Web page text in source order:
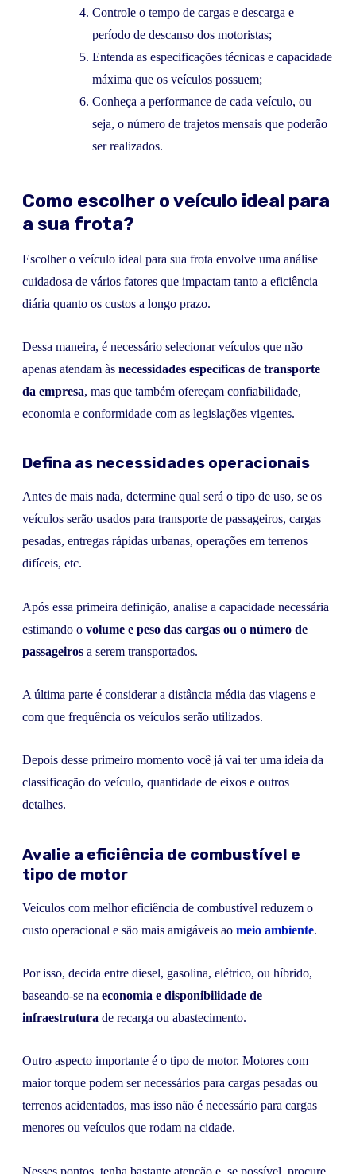
Controle o tempo de cargas e descarga e
período de descanso dos motoristas;
Entenda as especificações técnicas e capacidade
máxima que os veículos possuem;
Conheça a performance de cada veículo, ou
seja, o número de trajetos mensais que poderão
ser realizados.
Como escolher o veículo ideal para
a sua frota?
Escolher o veículo ideal para sua frota envolve uma análise
cuidadosa de vários fatores que impactam tanto a eficiência
diária quanto os custos a longo prazo.
Dessa maneira, é necessário selecionar veículos que não
apenas atendam às necessidades específicas de transporte
da empresa, mas que também ofereçam confiabilidade,
economia e conformidade com as legislações vigentes.
Defina as necessidades operacionais
Antes de mais nada, determine qual será o tipo de uso, se os
veículos serão usados para transporte de passageiros, cargas
pesadas, entregas rápidas urbanas, operações em terrenos
difíceis, etc.
Após essa primeira definição, analise a capacidade necessária
estimando o volume e peso das cargas ou o número de
passageiros a serem transportados.
A última parte é considerar a distância média das viagens e
com que frequência os veículos serão utilizados.
Depois desse primeiro momento você já vai ter uma ideia da
classificação do veículo, quantidade de eixos e outros
detalhes.
Avalie a eficiência de combustível e
tipo de motor
Veículos com melhor eficiência de combustível reduzem o
custo operacional e são mais amigáveis ao meio ambiente.
Por isso, decida entre diesel, gasolina, elétrico, ou híbrido,
baseando-se na economia e disponibilidade de
infraestrutura de recarga ou abastecimento.
Outro aspecto importante é o tipo de motor. Motores com
maior torque podem ser necessários para cargas pesadas ou
terrenos acidentados, mas isso não é necessário para cargas
menores ou veículos que rodam na cidade.
Nesses pontos, tenha bastante atenção e, se possível, procure